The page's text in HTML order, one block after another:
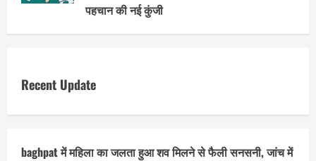
पहचान की नई कुंजी
Recent Update
baghpat में महिला का जलता हुआ शव मिलने से फैली सनसनी, जांच में